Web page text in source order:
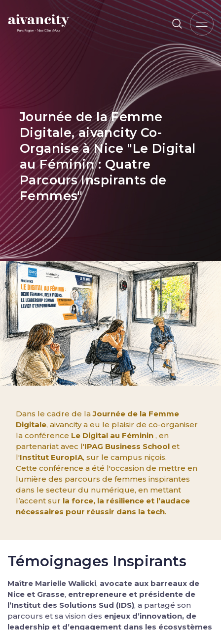
Aller au contenu principal
Fil d'Ariane
Journée de la Femme
Digitale, aivancity Co-
Organise à Nice "Le Digital
au Féminin : Quatre
Parcours Inspirants de
Femmes"
Dans le cadre de laJournée de la Femme
Digitale, aivancity a eu le plaisir de co-organiser
la conférence Le Digital au Féminin , en
partenariat avec l'IPAG Business School et
l'Institut EuropIA, sur le campus niçois.
Cette conférence a été l'occasion de mettre en
lumière des parcours de femmes inspirantes
dans le secteur du numérique, en mettant
l’accent sur la force, la résilience et l’audace
nécessaires pour réussir dans la tech.
Témoignages Inspirants
Maître Marielle Walicki, avocate aux barreaux de
Nice et Grasse, entrepreneure et présidente de
l’Institut des Solutions Sud (IDS), a partagé son
parcours et sa vision des enjeux d’innovation, de
leadership et d’engagement dans les écosystèmes